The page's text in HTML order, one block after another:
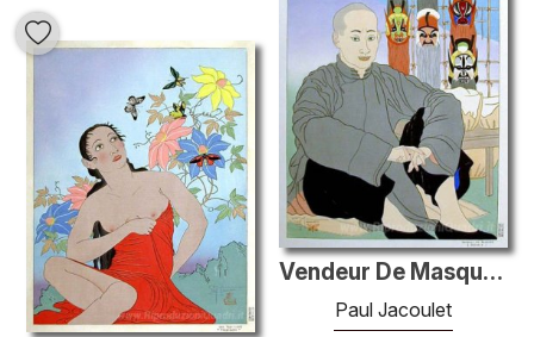
Vendeur De Masques. Chinois
Paul Jacoulet